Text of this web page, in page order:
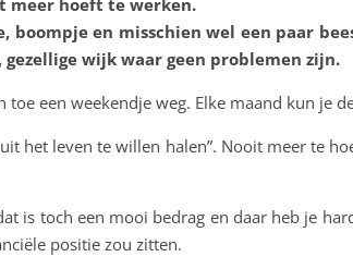
meer hoeft te werken.
boompje en misschien wel een paar
wijk waar geen problemen zijn.
een weekendje weg. Elke maand kun je
het leven te willen halen”. Nooit meer te
is toch een mooi bedrag en daar heb je
positie zou zitten.